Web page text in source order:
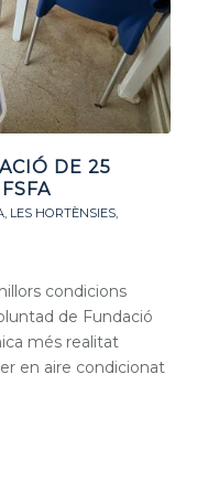
DE 25
, LES HORTÈNSIES,
condicions
de Fundació
més realitat
en aire condicionat